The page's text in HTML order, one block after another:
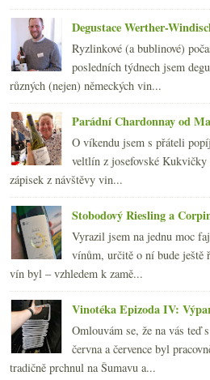
Degustace Werther-
Ryzlinkové (a bublinové)
posledních týdnech jsem
různých (nejen) německých vin...
Parádní Chardonnay od
O víkendu jsem s přáteli
veltlín z josefovské
zápisek z návštěvy vin...
Stobodový Riesling a
Vyrazil jsem na jednu moc
vínům, určitě o ní bude ještě
vín byl – vzhledem k zamě...
Vinotéka Epizoda IV:
Omlouvám se, že na vás teď
června a července byl
tradičně prchnul na Šumavu a...